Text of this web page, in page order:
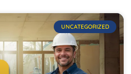
UNCATEGORIZED